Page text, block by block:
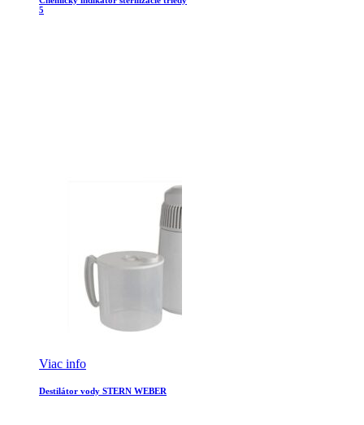
5
Viac info
Destilátor vody STERN WEBER